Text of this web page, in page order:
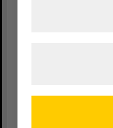
Schienen und
regionalen